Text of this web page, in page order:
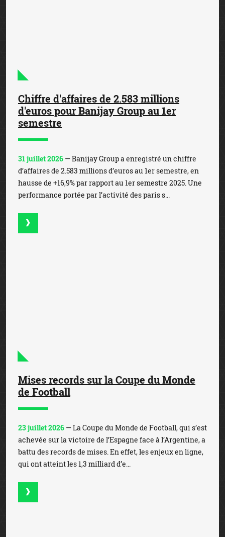
Toutes les actualités du pari sportif légal en France
MEILLEURS SITES DE PARIS SPORTIFS
1
PARIER SUR
BETCLIC
FICHE DÉTAILLÉE